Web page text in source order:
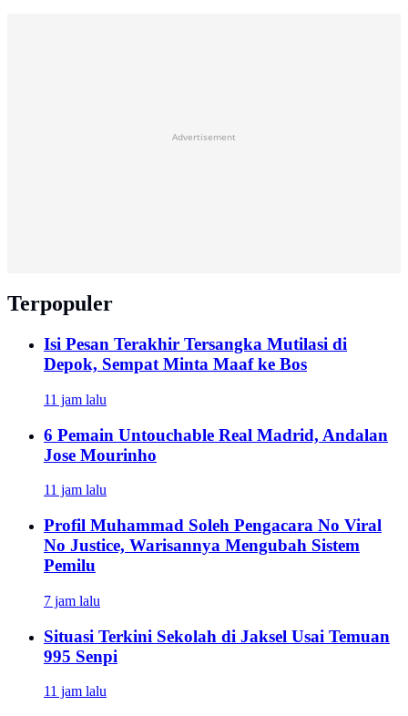
Advertisement
Terpopuler
Isi Pesan Terakhir Tersangka Mutilasi di
Depok, Sempat Minta Maaf ke Bos
11 jam lalu
6 Pemain Untouchable Real Madrid, Andalan
Jose Mourinho
11 jam lalu
Profil Muhammad Soleh Pengacara No Viral
No Justice, Warisannya Mengubah Sistem
Pemilu
7 jam lalu
Situasi Terkini Sekolah di Jaksel Usai Temuan
995 Senpi
11 jam lalu